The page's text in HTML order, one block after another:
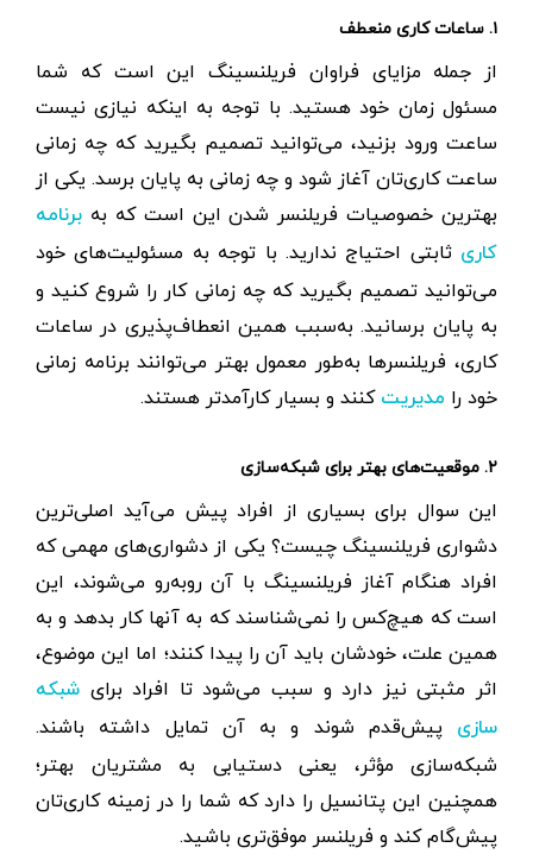
۱. ساعات کاری منعطف
از جمله مزایای فراوان فریلنسینگ این است که شما
مسئول زمان خود هستید. با توجه به اینکه نیازی نیست
ساعت ورود بزنید، می‌توانید تصمیم بگیرید که چه زمانی
ساعت کاری‌تان آغاز شود و چه زمانی به پایان برسد. یکی از
بهترین خصوصیات فریلنسر شدن این است که به برنامه
کاری ثابتی احتیاج ندارید. با توجه به مسئولیت‌های خود
می‌توانید تصمیم بگیرید که چه زمانی کار را شروع کنید و
به پایان برسانید. به‌سبب همین انعطاف‌پذیری در ساعات
کاری، فریلنسرها به‌طور معمول بهتر می‌توانند برنامه زمانی
خود را مدیریت کنند و بسیار کارآمدتر هستند.
۲. موقعیت‌های بهتر برای شبکه‌سازی
این سوال برای بسیاری از افراد پیش می‌آید اصلی‌ترین
دشواری فریلنسینگ چیست؟ یکی از دشواری‌های مهمی که
افراد هنگام آغاز فریلنسینگ با آن روبه‌رو می‌شوند، این
است که هیچ‌کس را نمی‌شناسند که به آنها کار بدهد و به
همین علت، خودشان باید آن را پیدا کنند؛ اما این موضوع،
اثر مثبتی نیز دارد و سبب می‌شود تا افراد برای شبکه
سازی پیش‌قدم شوند و به آن تمایل داشته باشند.
شبکه‌سازی مؤثر، یعنی دستیابی به مشتریان بهتر؛
همچنین این پتانسیل را دارد که شما را در زمینه کاری‌تان
پیش‌گام کند و فریلنسر موفق‌تری باشید.